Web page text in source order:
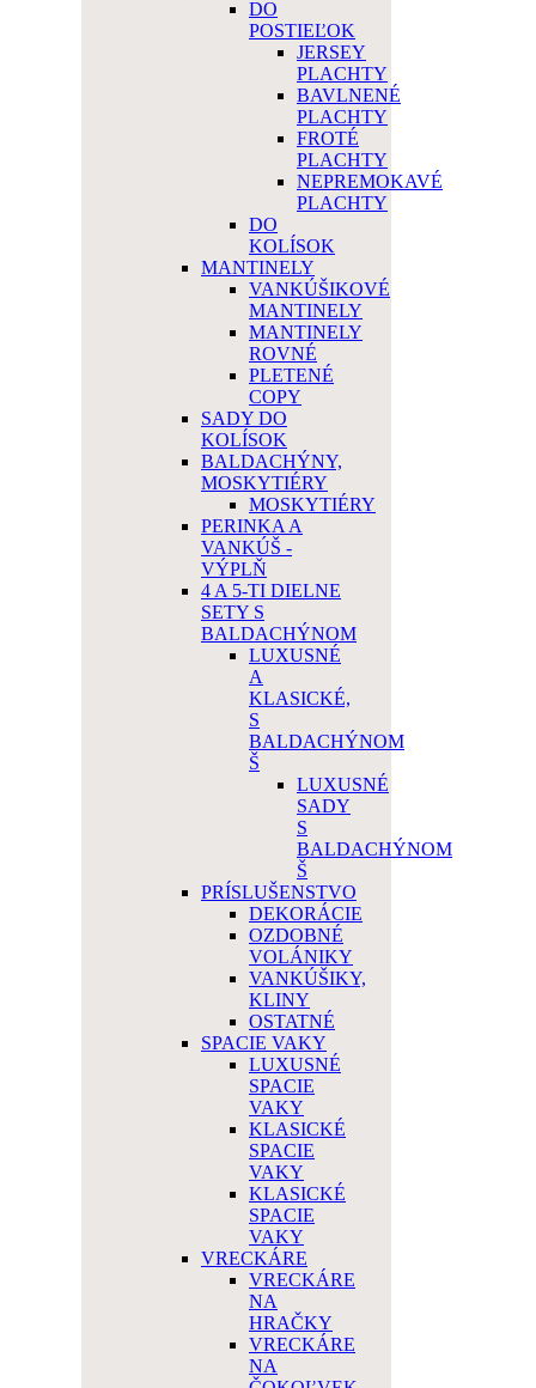
DO
POSTIEĽOK
JERSEY
PLACHTY
BAVLNENÉ
PLACHTY
FROTÉ
PLACHTY
NEPREMOKAVÉ
PLACHTY
DO
KOLÍSOK
MANTINELY
VANKÚŠIKOVÉ
MANTINELY
MANTINELY
ROVNÉ
PLETENÉ
COPY
SADY DO
KOLÍSOK
BALDACHÝNY,
MOSKYTIÉRY
MOSKYTIÉRY
PERINKA A
VANKÚŠ -
VÝPLŇ
4 A 5-TI DIELNE
SETY S
BALDACHÝNOM
LUXUSNÉ
A
KLASICKÉ,
S
BALDACHÝNOM
Š
LUXUSNÉ
SADY
S
BALDACHÝNOM
Š
PRÍSLUŠENSTVO
DEKORÁCIE
OZDOBNÉ
VOLÁNIKY
VANKÚŠIKY,
KLINY
OSTATNÉ
SPACIE VAKY
LUXUSNÉ
SPACIE
VAKY
KLASICKÉ
SPACIE
VAKY
KLASICKÉ
SPACIE
VAKY
VRECKÁRE
VRECKÁRE
NA
HRAČKY
VRECKÁRE
NA